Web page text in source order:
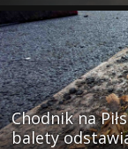
Chodnik na
balety